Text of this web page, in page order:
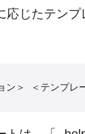
応じたテン